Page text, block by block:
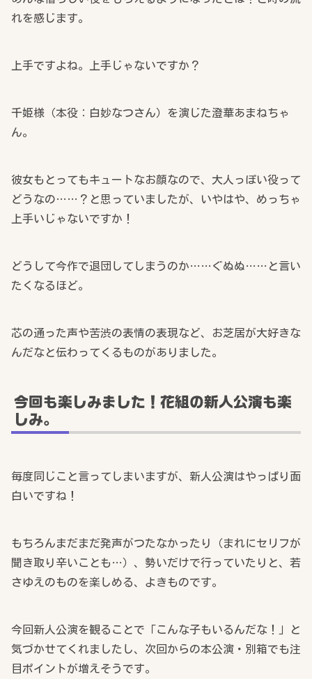
れを感じます。
上手ですよね。上手じゃないですか？
千姫様（本役：白妙なつさん）を演じた澄華あまねちゃ
ん。
彼女もとってもキュートなお顔なので、大人っぽい役って
どうなの……？と思っていましたが、いやはや、めっちゃ
上手いじゃないですか！
どうして今作で退団してしまうのか……ぐぬぬ……と言い
たくなるほど。
芯の通った声や苦渋の表情の表現など、お芝居が大好きな
んだなと伝わってくるものがありました。
今回も楽しみました！花組の新人公演も楽
しみ。
毎度同じこと言ってしまいますが、新人公演はやっぱり面
白いですね！
もちろんまだまだ発声がつたなかったり（まれにセリフが
聞き取り辛いことも…）、勢いだけで行っていたりと、若
さゆえのものを楽しめる、よきものです。
今回新人公演を観ることで「こんな子もいるんだな！」と
気づかせてくれましたし、次回からの本公演・別箱でも注
目ポイントが増えそうです。